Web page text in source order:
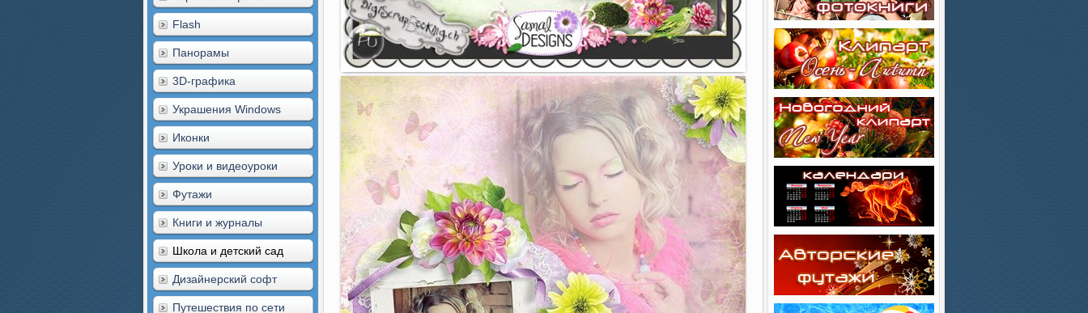
Flash
Панорамы
3D-графика
Украшения Windows
Иконки
Уроки и видеоуроки
Футажи
Книги и журналы
Школа и детский сад
Дизайнерский софт
Путешествия по сети